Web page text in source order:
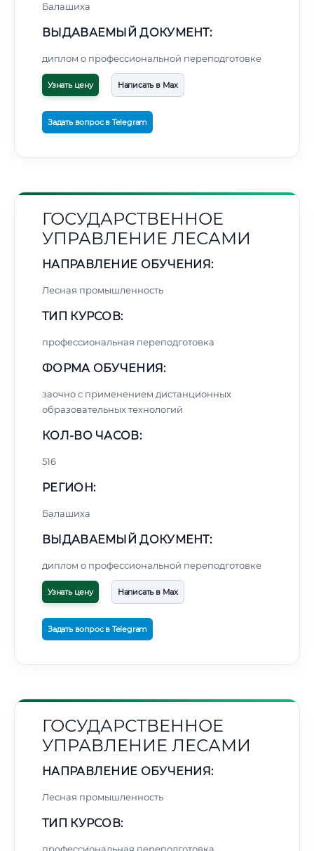
Балашиха
ВЫДАВАЕМЫЙ ДОКУМЕНТ:
диплом о профессиональной переподготовке
Узнать цену Написать в Max
Задать вопрос в Telegram
ГОСУДАРСТВЕННОЕ
УПРАВЛЕНИЕ ЛЕСАМИ
НАПРАВЛЕНИЕ ОБУЧЕНИЯ:
Лесная промышленность
ТИП КУРСОВ:
профессиональная переподготовка
ФОРМА ОБУЧЕНИЯ:
заочно с применением дистанционных
образовательных технологий
КОЛ-ВО ЧАСОВ:
516
РЕГИОН:
Балашиха
ВЫДАВАЕМЫЙ ДОКУМЕНТ:
диплом о профессиональной переподготовке
Узнать цену Написать в Max
Задать вопрос в Telegram
ГОСУДАРСТВЕННОЕ
УПРАВЛЕНИЕ ЛЕСАМИ
НАПРАВЛЕНИЕ ОБУЧЕНИЯ:
Лесная промышленность
ТИП КУРСОВ: